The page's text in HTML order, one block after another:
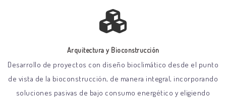
Arquitectura y Bioconstrucción
Desarrollo de proyectos con diseño bioclimático desde el punto
de vista de la bioconstrucción, de manera integral, incorporando
soluciones pasivas de bajo consumo energético y eligiendo